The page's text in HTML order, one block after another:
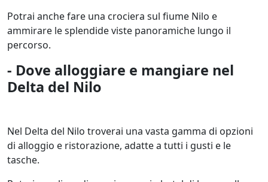
Potrai anche fare una crociera sul fiume Nilo e
ammirare le splendide viste panoramiche lungo il
percorso.
- Dove alloggiare e mangiare nel
Delta del Nilo
Nel Delta del Nilo troverai una vasta gamma di opzioni
di alloggio e ristorazione, adatte a tutti i gusti e le
tasche.